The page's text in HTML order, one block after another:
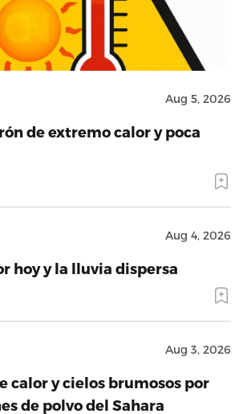
Aug 5, 2026
de extremo calor y poca
Aug 4, 2026
hoy y la lluvia dispersa
Aug 3, 2026
calor y cielos brumosos por
de polvo del Sahara